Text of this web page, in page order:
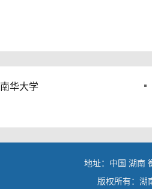
南华大学
地址：中国 湖南
版权所有：湖